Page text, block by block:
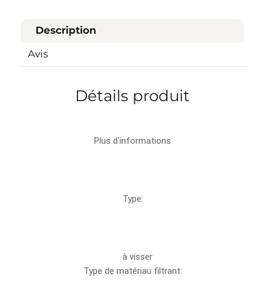
Description
Avis
Détails produit
Plus d'informations
Type:
à visser
Type de matériau filtrant: